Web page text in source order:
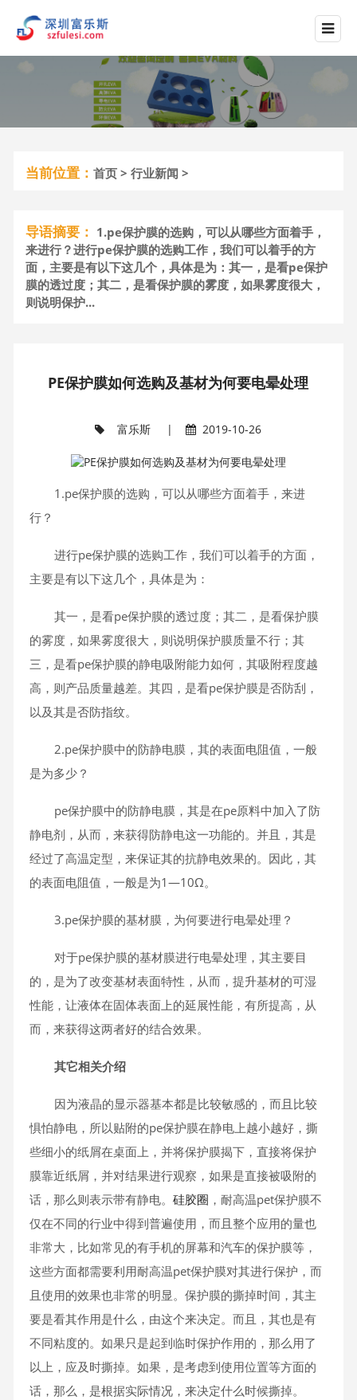
当前位置：首页>行业新闻>
导语摘要： 1.pe保护膜的选购，可以从哪些方面着手，
来进行？进行pe保护膜的选购工作，我们可以着手的方
面，主要是有以下这几个，具体是为：其一，是看pe保护
膜的透过度；其二，是看保护膜的雾度，如果雾度很大，
则说明保护...
PE保护膜如何选购及基材为何要电晕处理
富乐斯 | 2019-10-26
1.pe保护膜的选购，可以从哪些方面着手，来进
行？
进行pe保护膜的选购工作，我们可以着手的方面，
主要是有以下这几个，具体是为：
其一，是看pe保护膜的透过度；其二，是看保护膜
的雾度，如果雾度很大，则说明保护膜质量不行；其
三，是看pe保护膜的静电吸附能力如何，其吸附程度越
高，则产品质量越差。其四，是看pe保护膜是否防刮，
以及其是否防指纹。
2.pe保护膜中的防静电膜，其的表面电阻值，一般
是为多少？
pe保护膜中的防静电膜，其是在pe原料中加入了防
静电剂，从而，来获得防静电这一功能的。并且，其是
经过了高温定型，来保证其的抗静电效果的。因此，其
的表面电阻值，一般是为1—10Ω。
3.pe保护膜的基材膜，为何要进行电晕处理？
对于pe保护膜的基材膜进行电晕处理，其主要目
的，是为了改变基材表面特性，从而，提升基材的可湿
性能，让液体在固体表面上的延展性能，有所提高，从
而，来获得这两者好的结合效果。
其它相关介绍
因为液晶的显示器基本都是比较敏感的，而且比较
惧怕静电，所以贴附的pe保护膜在静电上越小越好，撕
些细小的纸屑在桌面上，并将保护膜揭下，直接将保护
膜靠近纸屑，并对结果进行观察，如果是直接被吸附的
话，那么则表示带有静电。硅胶圈 ，耐高温pet保护膜不
仅在不同的行业中得到普遍使用，而且整个应用的量也
非常大，比如常见的有手机的屏幕和汽车的保护膜等，
这些方面都需要利用耐高温pet保护膜对其进行保护，而
且使用的效果也非常的明显。保护膜的撕掉时间，其主
要是看其作用是什么，由这个来决定。而且，其也是有
不同粘度的。如果只是起到临时保护作用的，那么用了
以上，应及时撕掉。如果，是考虑到使用位置等方面的
话，那么，是根据实际情况，来决定什么时候撕掉。